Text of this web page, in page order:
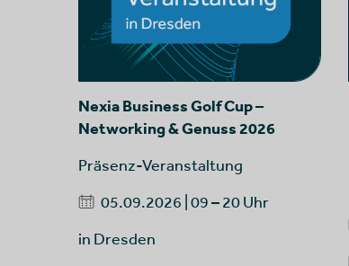
Nexia Business Golf Cup –
Networking & Genuss 2026
Präsenz-Veranstaltung
05.09.2026 | 09 – 20 Uhr
in Dresden